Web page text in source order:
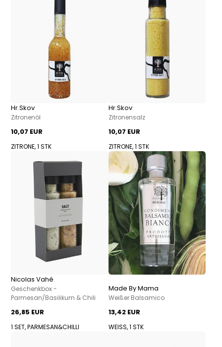
Hr.Skov
Zitronenöl
10,07 EUR
ZITRONE, 1 STK
Hr.Skov
Zitronensalz
10,07 EUR
ZITRONE, 1 STK
Nicolas Vahé
Geschenkbox -
Parmesan/Basilikum & Chili
26,85 EUR
1 SET, PARMESAN&CHILLI
Made By Mama
Weißer Balsamico
13,42 EUR
WEISS, 1 STK